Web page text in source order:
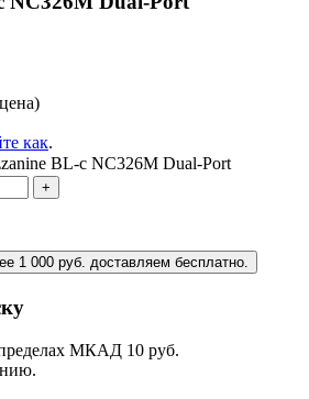
как.
BL-c NC326M Dual-Port
+
1 000 руб. доставляем бесплатно.
МКАД 10 руб.